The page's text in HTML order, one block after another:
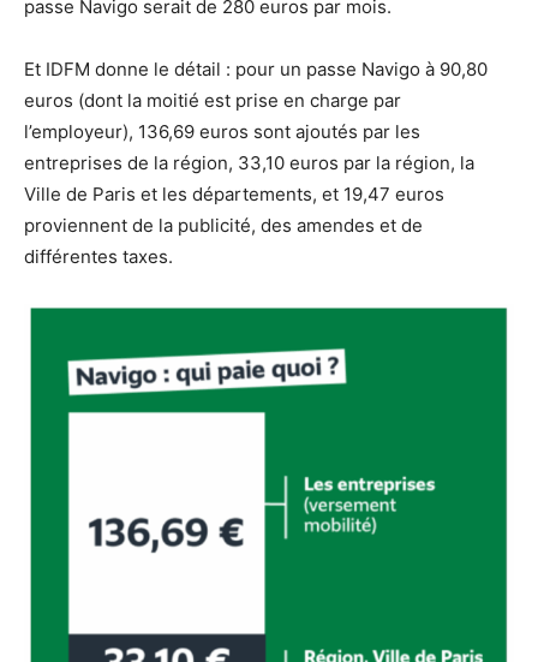
passe Navigo serait de 280 euros par mois.
Et IDFM donne le détail : pour un passe Navigo à 90,80
euros (dont la moitié est prise en charge par
l’employeur), 136,69 euros sont ajoutés par les
entreprises de la région, 33,10 euros par la région, la
Ville de Paris et les départements, et 19,47 euros
proviennent de la publicité, des amendes et de
différentes taxes.